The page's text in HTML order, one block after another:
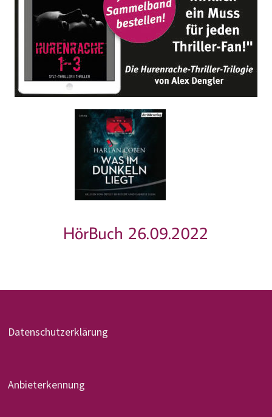
HörBuch 26.09.2022
Datenschutzerklärung
Anbieterkennung